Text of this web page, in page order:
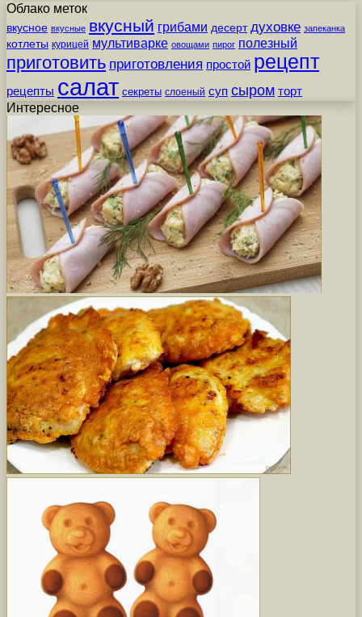
Облако меток
вкусное вкусные вкусный грибами десерт духовке запеканка
котлеты курицей мультиварке овощами пирог полезный
приготовить приготовления простой рецепт
рецепты салат секреты слоеный суп сыром торт
Интересное